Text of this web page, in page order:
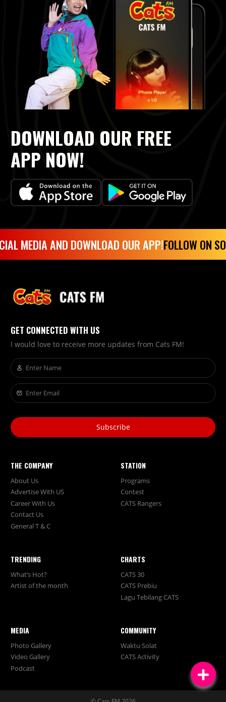
DOWNLOAD OUR FREE
APP NOW!
MEDIA AND DOWNLOAD OUR APP!FOLLOW ON
GET CONNECTED WITH US
I would love to receive more updates from Cats FM!
Subscribe
THE COMPANY
About Us
Advertise With US
Career With Us
Contact Us
General T & C
STATION
Programs
Contest
CATS Rangers
TRENDING
What’s Hot?
Artist of the month
CHARTS
CATS 30
CATS Prebiu
Lagu Tebilang CATS
MEDIA
Photo Gallery
Video Gallery
Podcast
COMMUNITY
Waktu Solat
CATS Activity